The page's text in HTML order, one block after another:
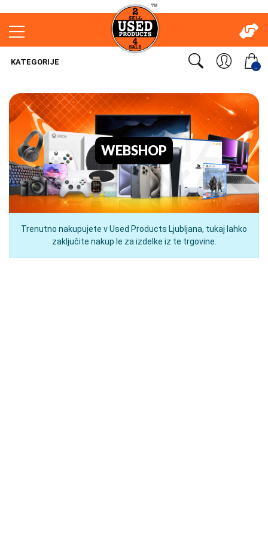
..
KATEGORIJE
WEBSHOP
Trenutno nakupujete v Used Products Ljubljana, tukaj lahko
zaključite nakup le za izdelke iz te trgovine.